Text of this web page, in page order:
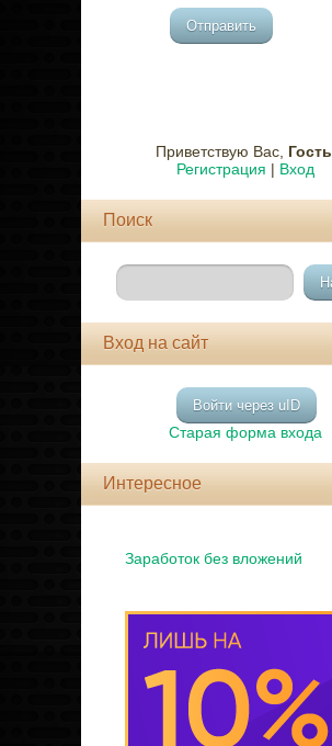
Отправить
Приветствую Вас, Гость
Регистрация | Вход
Поиск
Вход на сайт
Войти через uID
Старая форма входа
Интересное
Заработок без вложений